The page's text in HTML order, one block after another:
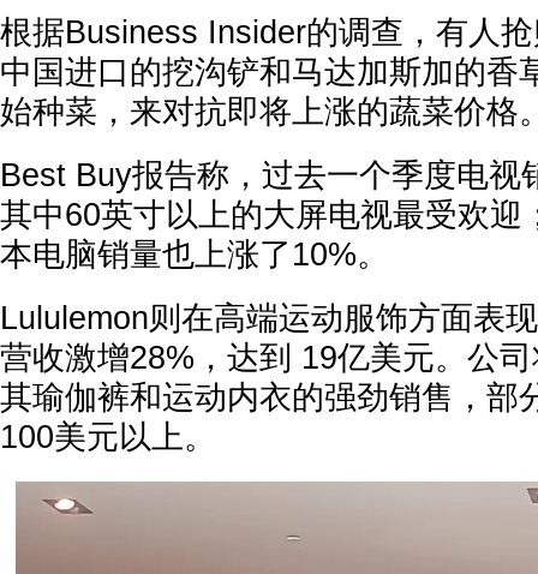
根据Business Insider的调查，有人
中国进口的挖沟铲和马达加斯加的香
始种菜，来对抗即将上涨的蔬菜价格
Best Buy报告称，过去一个季度电视
其中60英寸以上的大屏电视最受欢迎
本电脑销量也上涨了10%。
Lululemon则在高端运动服饰方面表
营收激增28%，达到 19亿美元。公
其瑜伽裤和运动内衣的强劲销售，部
100美元以上。